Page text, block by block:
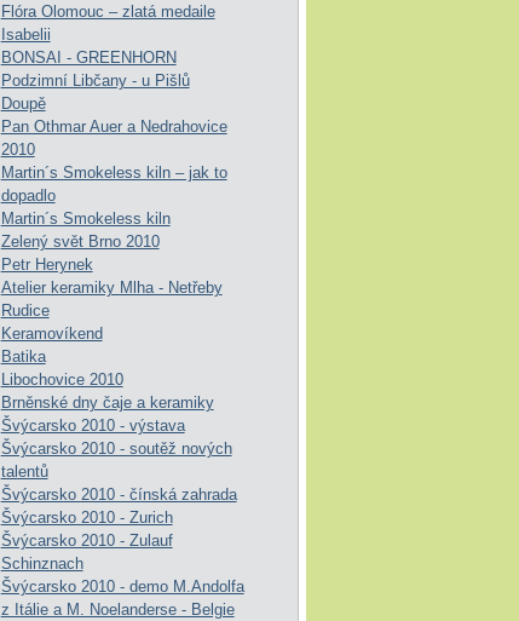
Flóra Olomouc – zlatá medaile
Isabelii
BONSAI - GREENHORN
Podzimní Libčany - u Pišlů
Doupě
Pan Othmar Auer a Nedrahovice
2010
Martin´s Smokeless kiln – jak to
dopadlo
Martin´s Smokeless kiln
Zelený svět Brno 2010
Petr Herynek
Atelier keramiky Mlha - Netřeby
Rudice
Keramovíkend
Batika
Libochovice 2010
Brněnské dny čaje a keramiky
Švýcarsko 2010 - výstava
Švýcarsko 2010 - soutěž nových
talentů
Švýcarsko 2010 - čínská zahrada
Švýcarsko 2010 - Zurich
Švýcarsko 2010 - Zulauf
Schinznach
Švýcarsko 2010 - demo M.Andolfa
z Itálie a M. Noelanderse - Belgie